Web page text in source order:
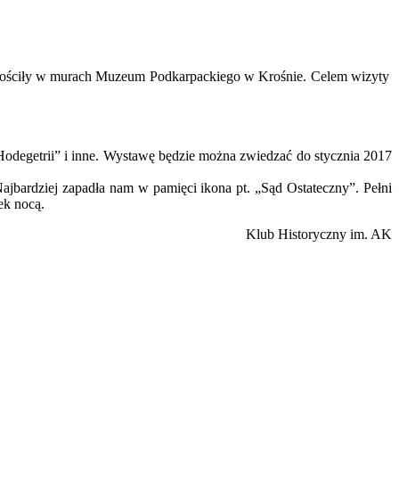
w murach Muzeum Podkarpackiego w Krośnie. Celem wizyty
i inne. Wystawę będzie można zwiedzać do stycznia 2017
zapadła nam w pamięci ikona pt. „Sąd Ostateczny”. Pełni
nocą.
Klub Historyczny im. AK